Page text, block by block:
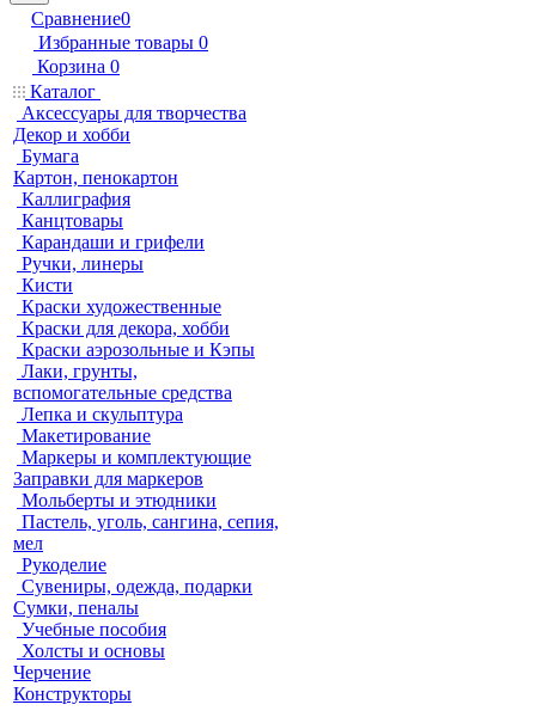
Сравнение0
Избранные товары 0
Корзина 0
Каталог
Аксессуары для творчества
Декор и хобби
Бумага
Картон, пенокартон
Каллиграфия
Канцтовары
Карандаши и грифели
Ручки, линеры
Кисти
Краски художественные
Краски для декора, хобби
Краски аэрозольные и Кэпы
Лаки, грунты,
вспомогательные средства
Лепка и скульптура
Макетирование
Маркеры и комплектующие
Заправки для маркеров
Мольберты и этюдники
Пастель, уголь, сангина, сепия,
мел
Рукоделие
Сувениры, одежда, подарки
Сумки, пеналы
Учебные пособия
Холсты и основы
Черчение
Конструкторы